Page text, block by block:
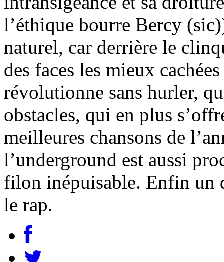
l’éthique bourre Bercy
naturel, car derrière le
des faces les mieux
révolutionne sans hurler,
obstacles, qui en plus
meilleures chansons de
l’underground est aussi
filon inépuisable. Enfin un
le rap.